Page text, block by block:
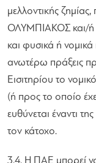
μελλοντικής
ΟΛΥΜΠΙΑΚΟΣ και/ή
και φυσικά ή
ανωτέρω πράξεις
Εισιτηρίου το
(ή προς το οποίο
ευθύνεται έναντι
τον κάτοχο.
3.4. Η ΠΑΕ μπορεί να